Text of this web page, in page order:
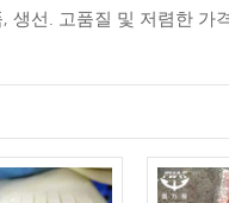
선. 고품질 및 저렴한 가